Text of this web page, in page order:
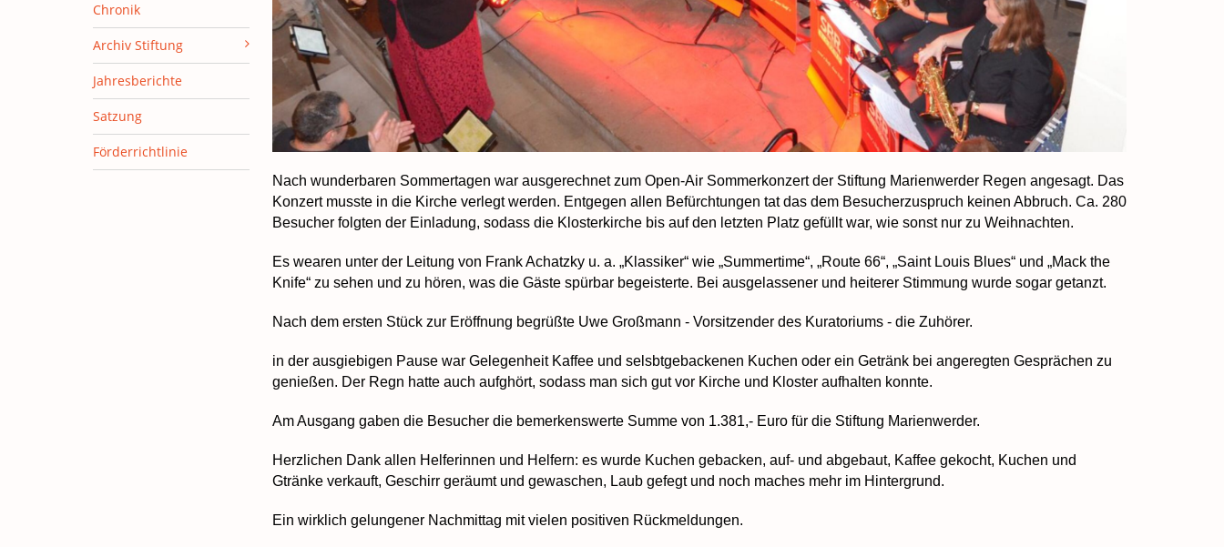
Chronik
Archiv Stiftung
Jahresberichte
Satzung
Förderrichtlinie
Nach wunderbaren Sommertagen war ausgerechnet zum Open-Air Sommerkonzert der Stiftung Marienwerder Regen angesagt. Das
Konzert musste in die Kirche verlegt werden. Entgegen allen Befürchtungen tat das dem Besucherzuspruch keinen Abbruch. Ca. 280
Besucher folgten der Einladung, sodass die Klosterkirche bis auf den letzten Platz gefüllt war, wie sonst nur zu Weihnachten.
Es wearen unter der Leitung von Frank Achatzky u. a. „Klassiker“ wie „Summertime“, „Route 66“, „Saint Louis Blues“ und „Mack the
Knife“ zu sehen und zu hören, was die Gäste spürbar begeisterte. Bei ausgelassener und heiterer Stimmung wurde sogar getanzt.
Nach dem ersten Stück zur Eröffnung begrüßte Uwe Großmann - Vorsitzender des Kuratoriums - die Zuhörer.
in der ausgiebigen Pause war Gelegenheit Kaffee und selsbtgebackenen Kuchen oder ein Getränk bei angeregten Gesprächen zu
genießen. Der Regn hatte auch aufghört, sodass man sich gut vor Kirche und Kloster aufhalten konnte.
Am Ausgang gaben die Besucher die bemerkenswerte Summe von 1.381,- Euro für die Stiftung Marienwerder.
Herzlichen Dank allen Helferinnen und Helfern: es wurde Kuchen gebacken, auf- und abgebaut, Kaffee gekocht, Kuchen und
Gtränke verkauft, Geschirr geräumt und gewaschen, Laub gefegt und noch maches mehr im Hintergrund.
Ein wirklich gelungener Nachmittag mit vielen positiven Rückmeldungen.